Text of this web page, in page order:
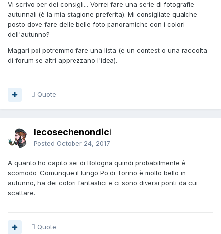
Vi scrivo per dei consigli... Vorrei fare una serie di fotografie
autunnali (è la mia stagione preferita). Mi consigliate qualche
posto dove fare delle belle foto panoramiche con i colori
dell'autunno?
Magari poi potremmo fare una lista (e un contest o una raccolta
di forum se altri apprezzano l'idea).
Quote
lecosechenondici
Posted October 24, 2017
A quanto ho capito sei di Bologna quindi probabilmente è
scomodo. Comunque il lungo Po di Torino è molto bello in
autunno, ha dei colori fantastici e ci sono diversi ponti da cui
scattare.
Quote